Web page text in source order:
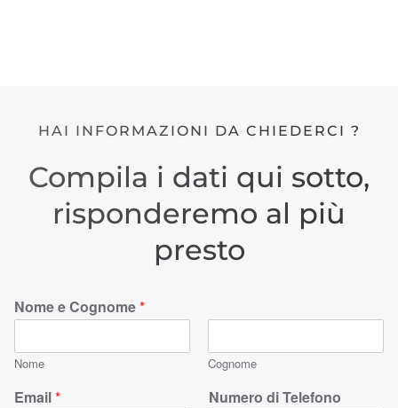
HAI INFORMAZIONI DA CHIEDERCI ?
Compila i dati qui sotto,
risponderemo al più
presto
Nome e Cognome*
Nome Cognome
Email* Numero di Telefono